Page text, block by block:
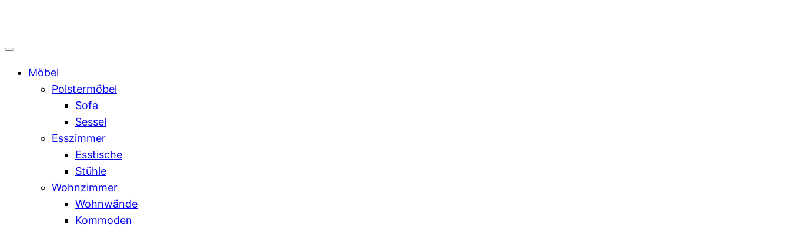
Möbel
Polstermöbel
Sofa
Sessel
Esszimmer
Esstische
Stühle
Wohnzimmer
Wohnwände
Kommoden